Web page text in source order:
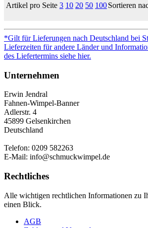
Artikel pro Seite 3 10 20 50 100Sortieren
*Gilt für Lieferungen nach Deutschland bei
Lieferzeiten für andere Länder und
des Liefertermins siehe hier.
Unternehmen
Erwin Jendral
Fahnen-Wimpel-Banner
Adlerstr. 4
45899 Gelsenkirchen
Deutschland
Telefon: 0209 582263
E-Mail: info@schmuckwimpel.de
Rechtliches
Alle wichtigen rechtlichen Informationen zu
einen Blick.
AGB